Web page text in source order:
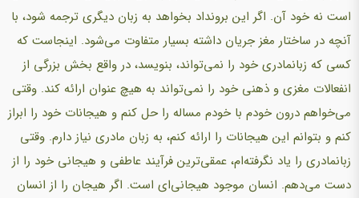
است نه خود آن. اگر این برونداد بخواهد به زبان دیگری ترجمه شود، با
آنچه در ساختار مغز جریان داشته بسیار متفاوت می‌شود. اینجاست که
کسی که زبانمادری خود را نمی‌تواند، بنویسد، در واقع بخش بزرگی از
انفعالات مغزی و ذهنی خود را نمی‌تواند به هیچ عنوان ارائه کند. وقتی
می‌خواهم درون خودم با خودم مساله را حل کنم و هیجانات خود را ابراز
کنم و بتوانم این هیجانات را ارائه کنم، به زبان مادری نیاز دارم. وقتی
زبانمادری را یاد نگرفته‌ام، عمقی‌ترین فرآیند عاطفی و هیجانی خود را از
دست می‌دهم. انسان موجود هیجانی‌ای است. اگر هیجان را از انسان